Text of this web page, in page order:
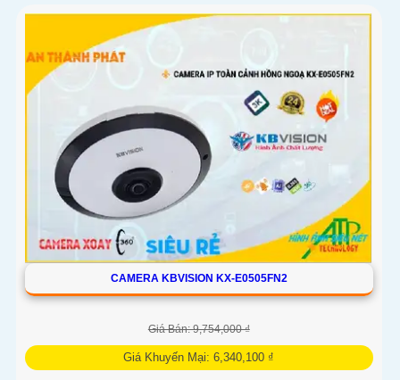
CAMERA KBVISION KX-E0505FN2
Giá Bán: 9,754,000 ₫
Giá Khuyến Mại: 6,340,100 ₫